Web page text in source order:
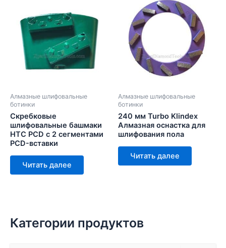
Алмазные шлифовальные
ботинки
Скребковые
шлифовальные башмаки
HTC PCD с 2 сегментами
PCD-вставки
Читать далее
Алмазные шлифовальные
ботинки
240 мм Turbo Klindex
Алмазная оснастка для
шлифования пола
Читать далее
Категории продуктов